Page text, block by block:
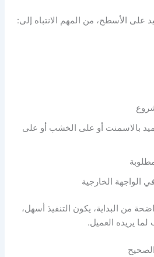
على الأسطح، من المهم الانتباه إلى:
بالاسمنت أو على الخشب أو على
الواجهة الخارجية
من البداية، يكون التنفيذ أسهل،
لما يريده العميل.